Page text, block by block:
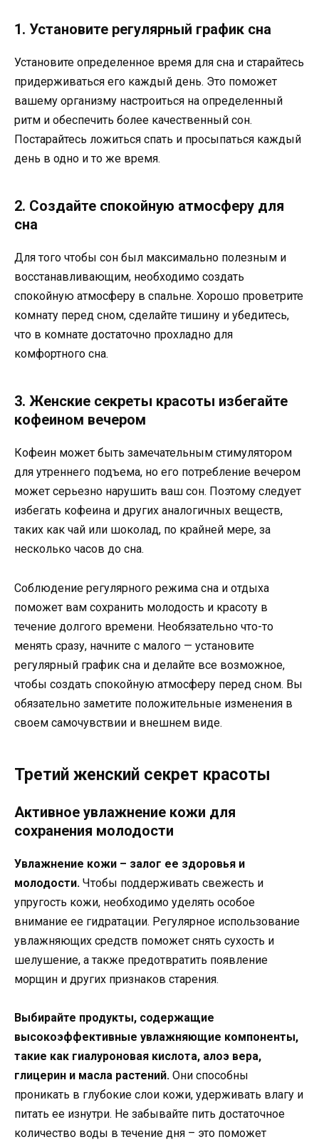
1. Установите регулярный график сна
Установите определенное время для сна и старайтесь
придерживаться его каждый день. Это поможет
вашему организму настроиться на определенный
ритм и обеспечить более качественный сон.
Постарайтесь ложиться спать и просыпаться каждый
день в одно и то же время.
2. Создайте спокойную атмосферу для
сна
Для того чтобы сон был максимально полезным и
восстанавливающим, необходимо создать
спокойную атмосферу в спальне. Хорошо проветрите
комнату перед сном, сделайте тишину и убедитесь,
что в комнате достаточно прохладно для
комфортного сна.
3. Женские секреты красоты избегайте
кофеином вечером
Кофеин может быть замечательным стимулятором
для утреннего подъема, но его потребление вечером
может серьезно нарушить ваш сон. Поэтому следует
избегать кофеина и других аналогичных веществ,
таких как чай или шоколад, по крайней мере, за
несколько часов до сна.
Соблюдение регулярного режима сна и отдыха
поможет вам сохранить молодость и красоту в
течение долгого времени. Необязательно что-то
менять сразу, начните с малого — установите
регулярный график сна и делайте все возможное,
чтобы создать спокойную атмосферу перед сном. Вы
обязательно заметите положительные изменения в
своем самочувствии и внешнем виде.
Третий женский секрет красоты
Активное увлажнение кожи для
сохранения молодости
Увлажнение кожи – залог ее здоровья и
молодости. Чтобы поддерживать свежесть и
упругость кожи, необходимо уделять особое
внимание ее гидратации. Регулярное использование
увлажняющих средств поможет снять сухость и
шелушение, а также предотвратить появление
морщин и других признаков старения.
Выбирайте продукты, содержащие
высокоэффективные увлажняющие компоненты,
такие как гиалуроновая кислота, алоэ вера,
глицерин и масла растений. Они способны
проникать в глубокие слои кожи, удерживать влагу и
питать ее изнутри. Не забывайте пить достаточное
количество воды в течение дня – это поможет